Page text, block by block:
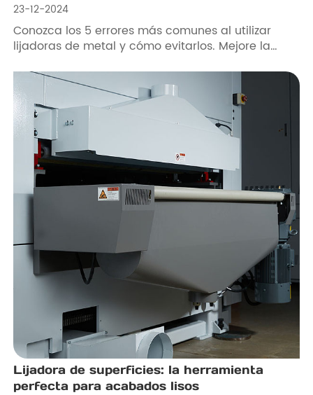
23-12-2024
Conozca los 5 errores más comunes al utilizar
lijadoras de metal y cómo evitarlos. Mejore la
con los consejos de los expertos.
Lijadora de superficies: la herramienta
perfecta para acabados lisos